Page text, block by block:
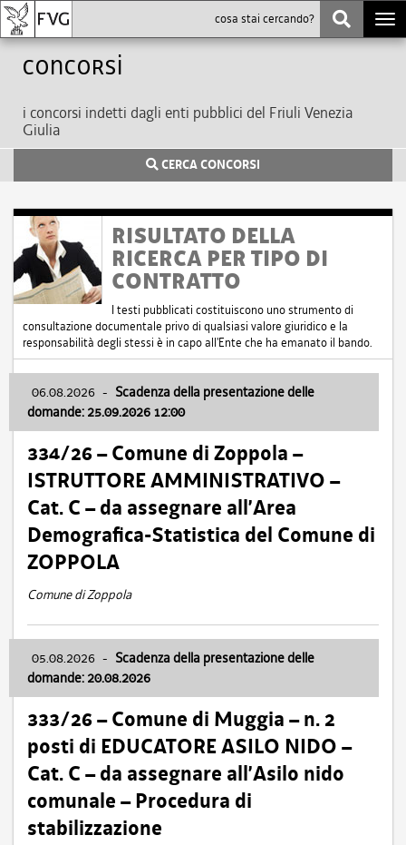
Concorsi
i concorsi indetti dagli enti pubblici del Friuli Venezia
Giulia
CERCA CONCORSI
RISULTATO DELLA
RICERCA PER TIPO DI
CONTRATTO
I testi pubblicati costituiscono uno strumento di
consultazione documentale privo di qualsiasi valore giuridico e la
responsabilità degli stessi è in capo all'Ente che ha emanato il bando.
06.08.2026 - Scadenza della presentazione delle
domande: 25.09.2026 12:00
334/26 – Comune di Zoppola –
ISTRUTTORE AMMINISTRATIVO –
Cat. C – da assegnare all’Area
Demografica-Statistica del Comune di
ZOPPOLA
Comune di Zoppola
05.08.2026 - Scadenza della presentazione delle
domande: 20.08.2026
333/26 – Comune di Muggia – n. 2
posti di EDUCATORE ASILO NIDO –
Cat. C – da assegnare all’Asilo nido
comunale – Procedura di
stabilizzazione